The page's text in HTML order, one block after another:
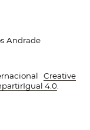
Andrade
Creative
4.0